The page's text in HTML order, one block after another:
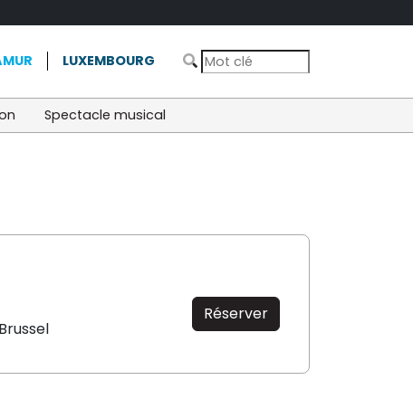
LUXEMBOURG
Spectacle musical
Réserver